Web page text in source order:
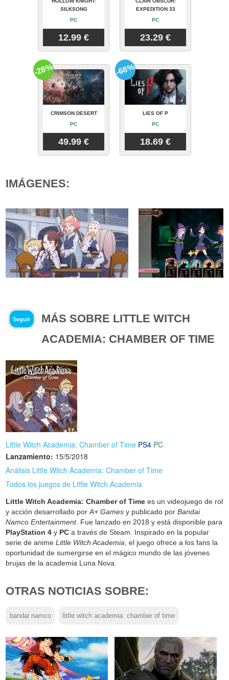
SILKSONG
PC
12.99 €
EXPEDITION 33
PC
23.29 €
CRIMSON DESERT
PC
49.99 €
-28%
LIES OF P
PC
18.69 €
-68%
IMÁGENES:
Seguir
MÁS SOBRE LITTLE WITCH
ACADEMIA: CHAMBER OF TIME
Little Witch Academia: Chamber of Time PS4 PC
Lanzamiento: 15/5/2018
Análisis Little Witch Academia: Chamber of Time
Todos los juegos de Little Witch Academia
Little Witch Academia: Chamber of Time es un videojuego de rol
y acción desarrollado porA+ Games y publicado porBandai
Namco Entertainment. Fue lanzado en 2018 y está disponible para
PlayStation 4 y PC a través de Steam. Inspirado en la popular
serie de animeLittle Witch Academia , el juego ofrece a los fans la
oportunidad de sumergirse en el mágico mundo de las jóvenes
brujas de la academia Luna Nova.
OTRAS NOTICIAS SOBRE:
bandai namco little witch academia: chamber of time